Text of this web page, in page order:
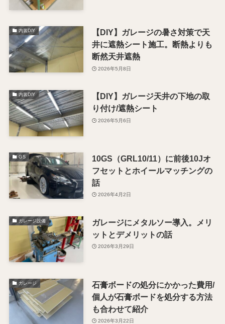
内装DIY
【DIY】ガレージの暑さ対策で天
井に遮熱シート施工。断熱よりも
断然天井遮熱
2026年5月8日
内装DIY
【DIY】ガレージ天井の下地の取
り付け/遮熱シート
2026年5月6日
GS
10GS（GRL10/11）に前後10Jオ
フセットとホイールマッチングの
話
2026年4月2日
ガレージ設備
ガレージにメタルソー導入。メリ
ットとデメリットの話
2026年3月29日
ガレージ
石膏ボードの処分にかかった費用/
個人が石膏ボードを処分する方法
も合わせて紹介
2026年3月22日